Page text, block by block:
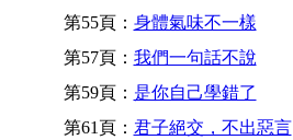
第55頁： 身體氣味不一樣
第57頁： 我們一句話不說
第59頁： 是你自己學錯了
第61頁： 君子絕交，不出惡言